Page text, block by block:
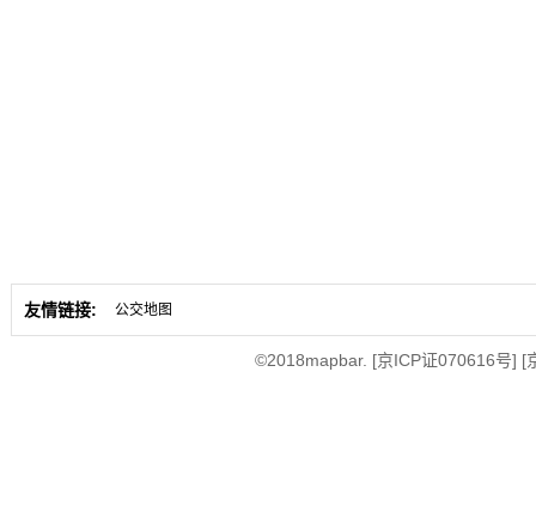
友情链接: 公交地图
©2018mapbar. [京ICP证070616号] [